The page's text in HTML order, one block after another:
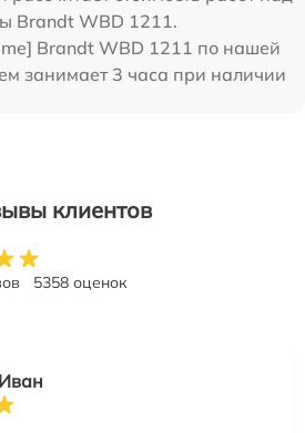
Brandt WBD 1211.
Brandt WBD 1211 по нашей
занимает 3 часа при наличии
клиентов
5358 оценок